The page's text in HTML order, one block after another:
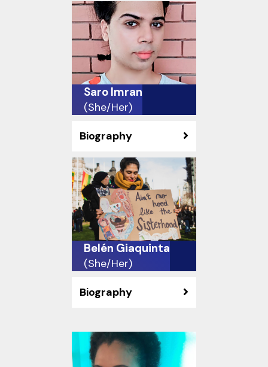
Saro Imran
(She/Her)
Biography
Belén Giaquinta
(She/Her)
Biography